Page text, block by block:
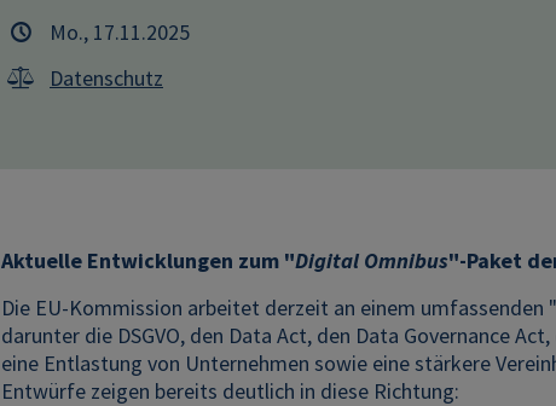
Mo., 17.11.2025
Datenschutz
Aktuelle Entwicklungen zum "Digital Omnibus"-Paket
Die EU-Kommission arbeitet derzeit an einem umfassenden "
darunter die DSGVO, den Data Act, den Data Governance
eine Entlastung von Unternehmen sowie eine stärkere
Entwürfe zeigen bereits deutlich in diese Richtung: